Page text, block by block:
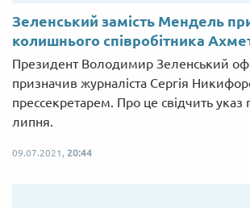
Зеленський замість Мендель
колишнього співробітника
Президент Володимир Зеленський
призначив журналіста Сергія
прессекретарем. Про це свідчить указ
липня.
09.07.2021, 20:44